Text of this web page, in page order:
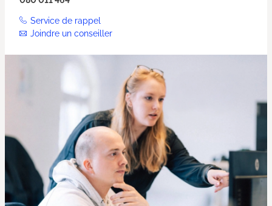
Service de rappel
Joindre un conseiller